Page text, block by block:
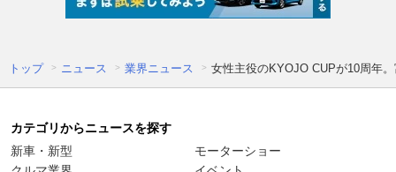
トップ ニュース 業界ニュース 女性主役のKYOJO CUPが10周年
カテゴリからニュースを探す
新車・新型
モーターショー